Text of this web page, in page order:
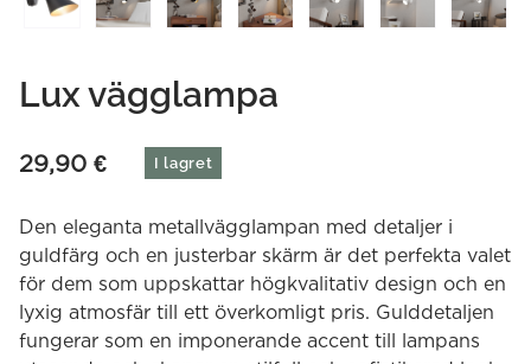
Lux vägglampa
29,90 € I lagret
Den eleganta metallvägglampan med detaljer i
guldfärg och en justerbar skärm är det perfekta valet
för dem som uppskattar högkvalitativ design och en
lyxig atmosfär till ett överkomligt pris. Gulddetaljen
fungerar som en imponerande accent till lampans